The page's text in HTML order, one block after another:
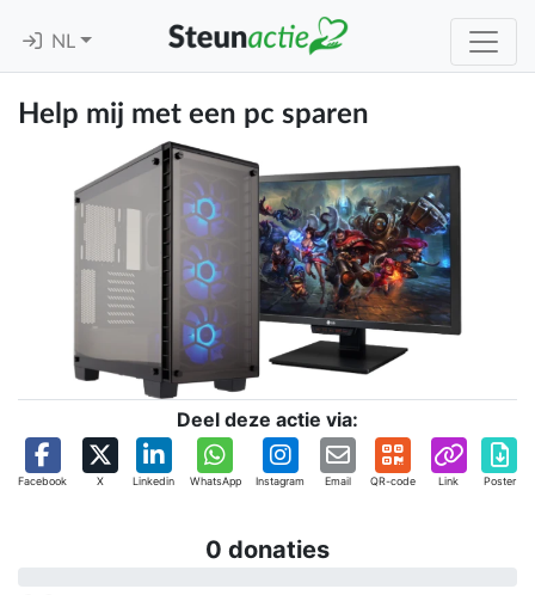
NL
Help mij met een pc sparen
Deel deze actie via:
Facebook X Linkedin WhatsApp Instagram Email QR-code Link Poster
0 donaties